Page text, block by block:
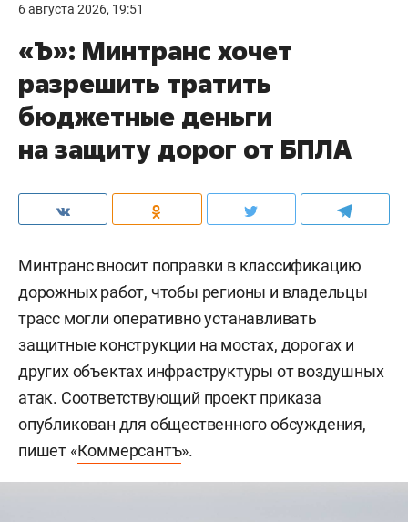
6 августа 2026, 19:51
«Ъ»: Минтранс хочет
разрешить тратить
бюджетные деньги
на защиту дорог от БПЛА
Минтранс вносит поправки в классификацию
дорожных работ, чтобы регионы и владельцы
трасс могли оперативно устанавливать
защитные конструкции на мостах, дорогах и
других объектах инфраструктуры от воздушных
атак. Соответствующий проект приказа
опубликован для общественного обсуждения,
пишет «Коммерсантъ».